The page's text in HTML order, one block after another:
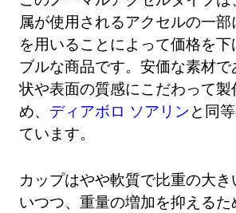
属が使用されるアクセルの一
を用いることによって価格を
ブルな商品です。安価な素材
状や表面の質感にこだわって
め、 ディアボロ ソアリンと同
ています。
カップはやや軟質で比重の大
いつつ、重量の増加を抑える